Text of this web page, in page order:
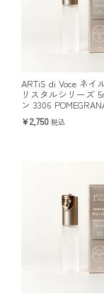
ARTiS di Voce ネイ
リスタルシリーズ
ン 3306
2,750 税込